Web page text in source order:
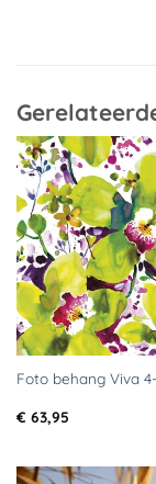
Foto behang Viva
€ 63,95